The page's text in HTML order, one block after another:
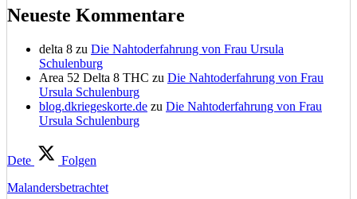
Neueste Kommentare
delta 8 zu Die Nahtoderfahrung von Frau Ursula
Schulenburg
Area 52 Delta 8 THC zu Die Nahtoderfahrung von Frau
Ursula Schulenburg
blog.dkriegeskorte.de zu Die Nahtoderfahrung von Frau
Ursula Schulenburg
Dete
Folgen
Malandersbetrachtet